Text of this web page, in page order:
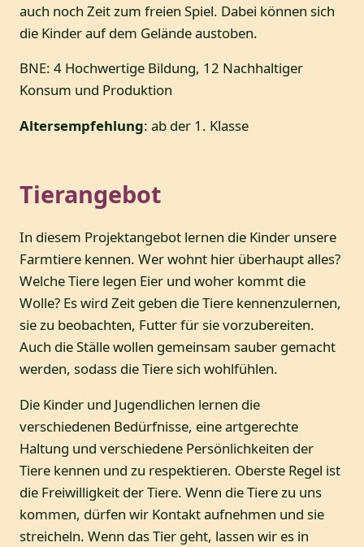
auch noch Zeit zum freien Spiel. Dabei können sich
die Kinder auf dem Gelände austoben.
BNE: 4 Hochwertige Bildung, 12 Nachhaltiger
Konsum und Produktion
Altersempfehlung: ab der 1. Klasse
Tierangebot
In diesem Projektangebot lernen die Kinder unsere
Farmtiere kennen. Wer wohnt hier überhaupt alles?
Welche Tiere legen Eier und woher kommt die
Wolle? Es wird Zeit geben die Tiere kennenzulernen,
sie zu beobachten, Futter für sie vorzubereiten.
Auch die Ställe wollen gemeinsam sauber gemacht
werden, sodass die Tiere sich wohlfühlen.
Die Kinder und Jugendlichen lernen die
verschiedenen Bedürfnisse, eine artgerechte
Haltung und verschiedene Persönlichkeiten der
Tiere kennen und zu respektieren. Oberste Regel ist
die Freiwilligkeit der Tiere. Wenn die Tiere zu uns
kommen, dürfen wir Kontakt aufnehmen und sie
streicheln. Wenn das Tier geht, lassen wir es in